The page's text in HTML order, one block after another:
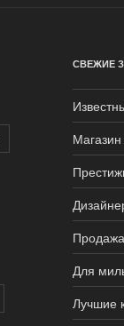
СВЕЖИЕ
Для
Лучшие